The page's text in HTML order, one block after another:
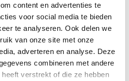
content en advertenties te
voor social media te bieden
te analyseren. Ook delen we
van onze site met onze
adverteren en analyse. Deze
combineren met andere
verstrekt of die ze hebben
door:Rutger Bakker
niet zien bij deze donatie